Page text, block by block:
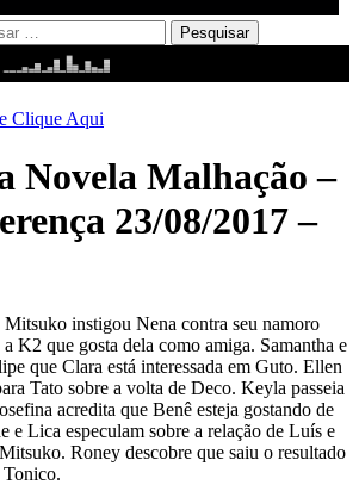
Clique Aqui
Novela Malhação –
23/08/2017 –
instigou Nena contra seu namoro
K2 que gosta dela como amiga. Samantha e
que Clara está interessada em Guto. Ellen
Tato sobre a volta de Deco. Keyla passeia
acredita que Benê esteja gostando de
e Lica especulam sobre a relação de Luís e
Roney descobre que saiu o resultado